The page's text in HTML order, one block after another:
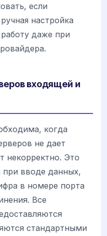
если
настройка
даже при
входящей и
когда
не дает
некорректно. Это
при вводе данных,
в номере порта
Все
стандартными